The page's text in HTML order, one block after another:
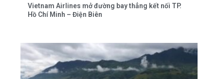
Vietnam Airlines mở đường bay thẳng kết nối TP.
Hồ Chí Minh – Điện Biên